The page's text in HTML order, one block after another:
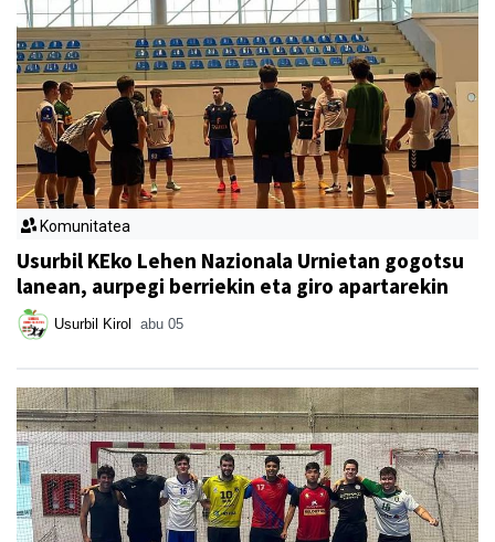
Komunitatea
Usurbil KEko Lehen Nazionala Urnietan gogotsu
lanean, aurpegi berriekin eta giro apartarekin
Usurbil Kirol abu 05